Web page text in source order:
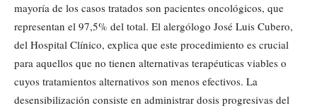
mayoría de los casos tratados son pacientes oncológicos, que
representan el 97,5% del total. El alergólogo José Luis Cubero,
del Hospital Clínico, explica que este procedimiento es crucial
para aquellos que no tienen alternativas terapéuticas viables o
cuyos tratamientos alternativos son menos efectivos. La
desensibilización consiste en administrar dosis progresivas del